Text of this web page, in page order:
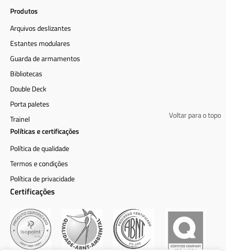
Produtos
Arquivos deslizantes
Estantes modulares
Guarda de armamentos
Bibliotecas
Double Deck
Porta paletes
Trainel
Políticas e certificações
Política de qualidade
Termos e condições
Política de privacidade
Voltar para o topo
Certificações